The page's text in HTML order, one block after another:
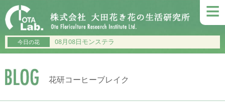
≡
今日の花 08月08日モンステラ
花研コーヒーブレイク